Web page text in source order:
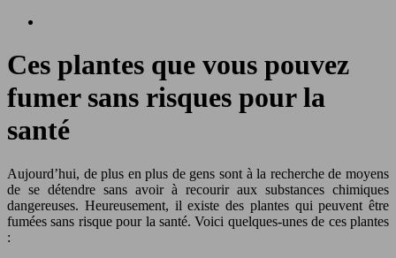
Ces plantes que vous pouvez
fumer sans risques pour la
santé
Aujourd’hui, de plus en plus de gens sont à la recherche de moyens
de se détendre sans avoir à recourir aux substances chimiques
dangereuses. Heureusement, il existe des plantes qui peuvent être
fumées sans risque pour la santé. Voici quelques-unes de ces plantes
: